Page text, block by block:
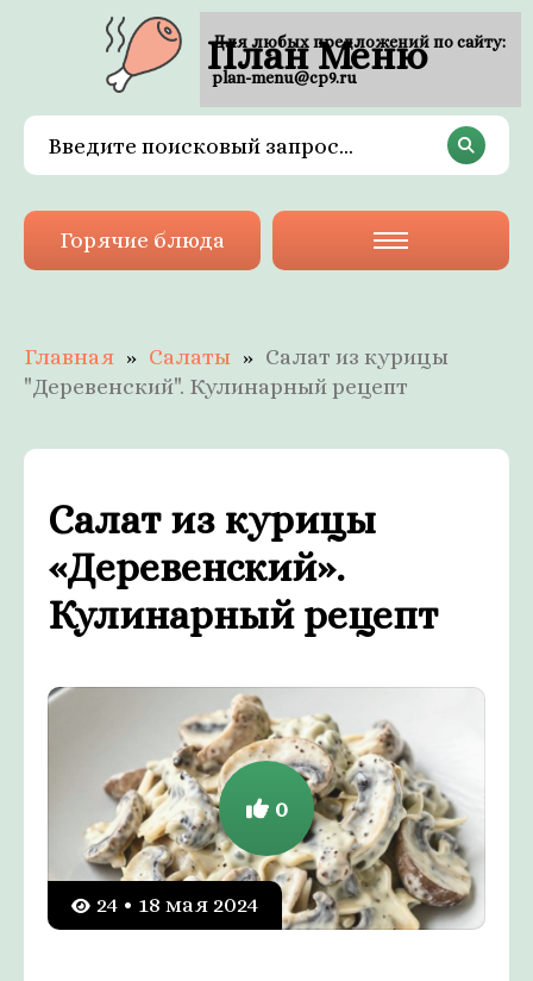
План Меню
Горячие блюда
Главная Салаты
Салат из курицы
"Деревенский". Кулинарный рецепт
Салат из курицы
«Деревенский».
Кулинарный рецепт
24 • 18 мая 2024
0
Для любых предложений по сайту:
plan-menu@cp9.ru